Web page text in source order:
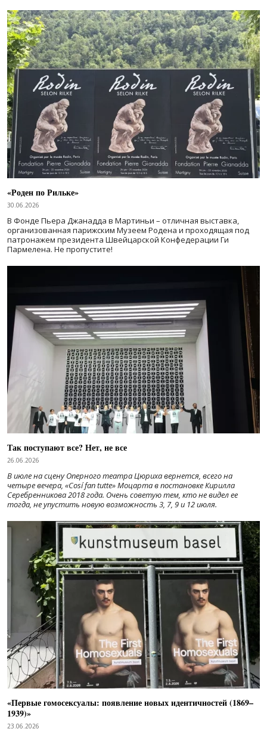
«Роден по Рильке»
30.06.2026
В Фонде Пьера Джанадда в Мартиньи – отличная выставка,
организованная парижским Музеем Родена и проходящая под
патронажем президента Швейцарской Конфедерации Ги
Пармелена. Не пропустите!
Так поступают все? Нет, не все
26.06.2026
В июле на сцену Оперного театра Цюриха вернется, всего на
четыре вечера, «Cosí fan tutte» Моцарта в постановке Кирилла
Серебренникова 2018 года. Очень советую тем, кто не видел ее
тогда, не упустить новую возможность 3, 7, 9 и 12 июля.
«Первые гомосексуалы: появление новых идентичностей (1869–
1939)»
23.06.2026